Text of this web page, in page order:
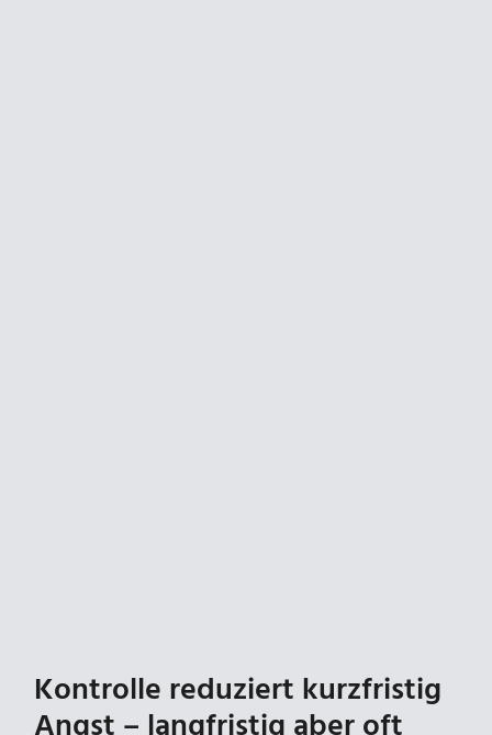
Kontrolle reduziert kurzfristig